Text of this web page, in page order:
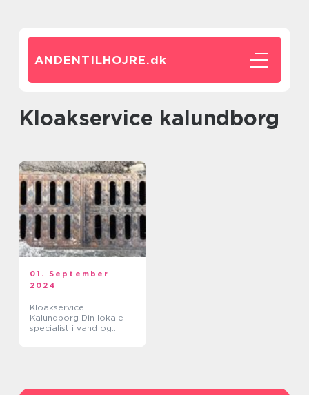
ANDENTILHOJRE.dk
kloakservice kalundborg
01. September
2024
Kloakservice
Kalundborg Din lokale
specialist i vand og